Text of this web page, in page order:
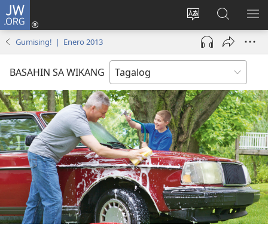
JW.ORG
Baguhin
ang
wika
ng
Mag-
log
bubukas
bagong
window)
sa
JW.ORG
Gumising! | Enero 2013
BASAHIN SA WIKANG